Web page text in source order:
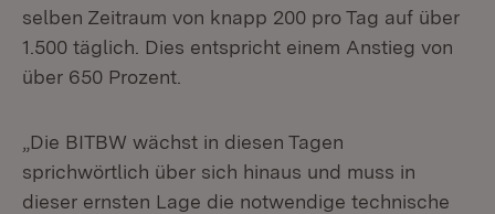
selben Zeitraum von knapp 200 pro Tag auf über
1.500 täglich. Dies entspricht einem Anstieg von
über 650 Prozent.
„Die BITBW wächst in diesen Tagen
sprichwörtlich über sich hinaus und muss in
dieser ernsten Lage die notwendige technische